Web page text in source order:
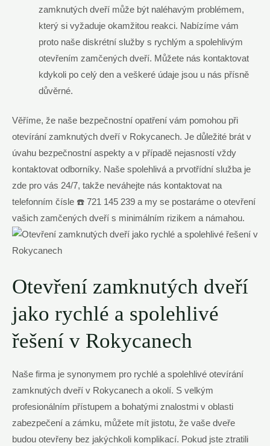
zamknutých dveří může být naléhavým problémem,
který si vyžaduje okamžitou reakci. Nabízíme vám
proto naše diskrétní služby s rychlým a spolehlivým
otevřením zamčených dveří. Můžete nás kontaktovat
kdykoli po celý den a veškeré údaje jsou u nás přísně
důvěrné.
Věříme, že naše bezpečnostní opatření vám pomohou při
otevírání zamknutých dveří v Rokycanech. Je důležité brát v
úvahu bezpečnostní aspekty a v případě nejasností vždy
kontaktovat odborníky. Naše spolehlivá a prvotřídní služba je
zde pro vás 24/7, takže neváhejte nás kontaktovat na
telefonním čísle ☎️ 721 145 239 a my se postaráme o otevření
vašich zamčených dveří s minimálním rizikem a námahou.
Otevření zamknutých dveří
jako rychlé a spolehlivé
řešení v Rokycanech
Naše firma je synonymem pro rychlé a spolehlivé otevírání
zamknutých dveří v Rokycanech a okolí. S velkým
profesionálním přístupem a bohatými znalostmi v oblasti
zabezpečení a zámku, můžete mít jistotu, že vaše dveře
budou otevřeny bez jakýchkoli komplikací. Pokud jste ztratili